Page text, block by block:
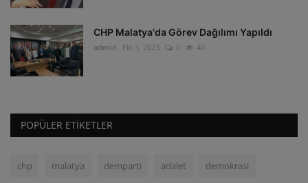
CHP Malatya'da Görev Dağılımı Yapıldı
admin Eki 3, 2023 0 40
POPÜLER ETIKETLER
chp malatya demparti adalet demokrasi